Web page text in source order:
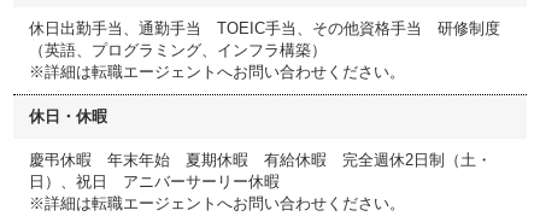
休日出勤手当、通勤手当 TOEIC手当、その他資格手当 研修制度
（英語、プログラミング、インフラ構築）
※詳細は転職エージェントへお問い合わせください。
休日・休暇
慶弔休暇 年末年始 夏期休暇 有給休暇 完全週休2日制（土・
日）、祝日 アニバーサーリー休暇
※詳細は転職エージェントへお問い合わせください。